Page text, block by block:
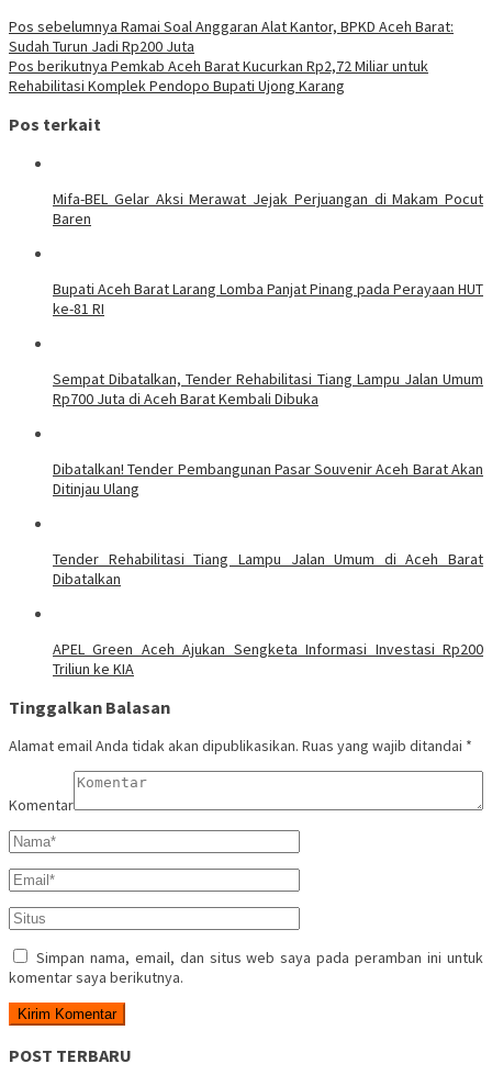
Pos sebelumnya Ramai Soal Anggaran Alat Kantor, BPKD Aceh Barat:
Sudah Turun Jadi Rp200 Juta
Pos berikutnya Pemkab Aceh Barat Kucurkan Rp2,72 Miliar untuk
Rehabilitasi Komplek Pendopo Bupati Ujong Karang
Pos terkait
Mifa-BEL Gelar Aksi Merawat Jejak Perjuangan di Makam Pocut
Baren
Bupati Aceh Barat Larang Lomba Panjat Pinang pada Perayaan HUT
ke-81 RI
Sempat Dibatalkan, Tender Rehabilitasi Tiang Lampu Jalan Umum
Rp700 Juta di Aceh Barat Kembali Dibuka
Dibatalkan! Tender Pembangunan Pasar Souvenir Aceh Barat Akan
Ditinjau Ulang
Tender Rehabilitasi Tiang Lampu Jalan Umum di Aceh Barat
Dibatalkan
APEL Green Aceh Ajukan Sengketa Informasi Investasi Rp200
Triliun ke KIA
Tinggalkan Balasan
Alamat email Anda tidak akan dipublikasikan. Ruas yang wajib ditandai *
Komentar
Simpan nama, email, dan situs web saya pada peramban ini untuk
komentar saya berikutnya.
POST TERBARU